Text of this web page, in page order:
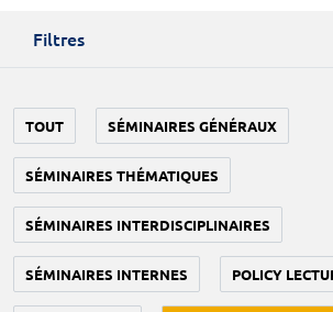
Filtres
TOUT SÉMINAIRES GÉNÉRAUX
SÉMINAIRES THÉMATIQUES
SÉMINAIRES INTERDISCIPLINAIRES
SÉMINAIRES INTERNES POLICY